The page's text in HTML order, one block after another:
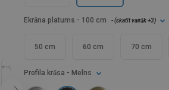
Profila krāsa - Melns
Ekrāna platums - 100 cm - (skatīt vairāk+3)
50 cm 60 cm 70 cm